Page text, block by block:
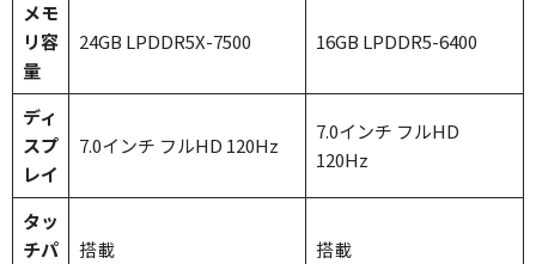
メモ
リ容
量
24GB LPDDR5X-7500 16GB LPDDR5-6400
ディ
スプ
レイ
7.0インチ フルHD 120Hz
7.0インチ フルHD
120Hz
タッ
チパ
搭載 搭載